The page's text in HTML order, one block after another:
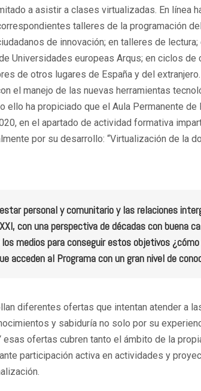
a asistir a clases virtualizadas. En línea
talleres de la programación
de innovación; en talleres de
Universidades europeas Arqus; en ciclos
de otros lugares de España y del
el manejo de las nuevas herramientas
ello ha propiciado que el Aula Permanente
en el apartado de actividad formativa
por su desarrollo: “Virtualización de la
personal y comunitario y las relaciones
con una perspectiva de décadas con buena
medios para conseguir estos objetivos
acceden al Programa con un gran nivel de
diferentes ofertas que intentan atender a
y sabiduría no solo por su
esas ofertas cubren tanto el ámbito de la
participación activa en actividades y